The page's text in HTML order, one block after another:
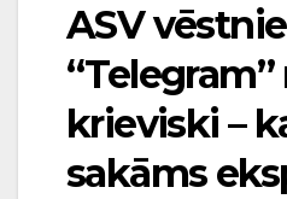
ASV
“Telegram”
krieviski –
sakāms